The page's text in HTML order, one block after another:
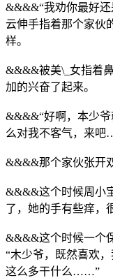
&&&&“我劝你最好还
云伸手指着那个家伙
样。
&&&&被美\_女指着
加的兴奋了起来。
&&&&“好啊，本少
么对我不客气，来
&&&&那个家伙张开
&&&&这个时候周小
了，她的手有些痒，
&&&&这个时候一个
“木少爷，既然喜欢
这么多干什么……”